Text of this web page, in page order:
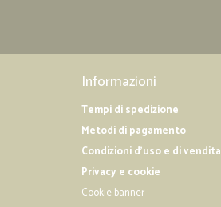
Informazioni
Tempi di spedizione
Metodi di pagamento
Condizioni d'uso e di vendita
Privacy e cookie
Cookie banner